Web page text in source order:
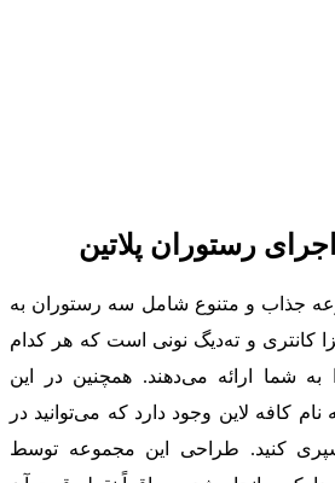
رستوران پلاتین
جذاب و متنوع شامل سه رستوران به
کانتری و ته‌دیگ نونی است که هر کدام
شما ارائه می‌دهند. همچنین در این
کافه لاین وجود دارد که می‌توانید در
کنید. طراحی این مجموعه توسط